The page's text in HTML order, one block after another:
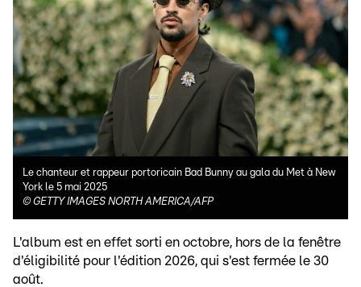
Le chanteur et rappeur portoricain Bad Bunny au gala du Met à New
York le 5 mai 2025
© GETTY IMAGES NORTH AMERICA/AFP
L'album est en effet sorti en octobre, hors de la fenêtre
d'éligibilité pour l'édition 2026, qui s'est fermée le 30
août.